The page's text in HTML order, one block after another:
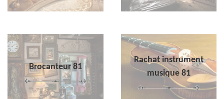
Brocanteur 81
Rachat instrument
musique 81